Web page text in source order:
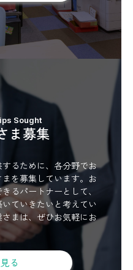
Sought
ま募集
るために、各分野でお
を募集しています。お
るパートナーとして、
ていきたいと考えてい
まは、ぜひお気軽にお
る